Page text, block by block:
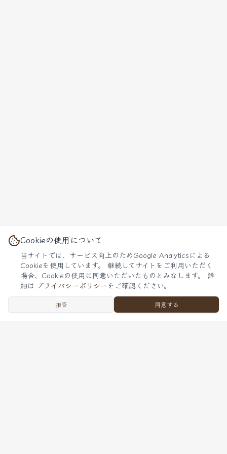
お問い合わせはこちら
Cookieの使用について
当サイトでは、サービス向上のためGoogle Analyticsによる
Cookieを使用しています。 継続してサイトをご利用いただく
場合、Cookieの使用に同意いただいたものとみなします。 詳
細は プライバシーポリシー をご確認ください。
拒否 同意する